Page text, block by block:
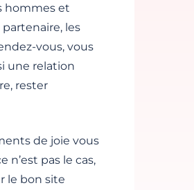
hommes et
les
vous, vous
une relation
rester
de joie vous
n’est pas le cas,
le bon site